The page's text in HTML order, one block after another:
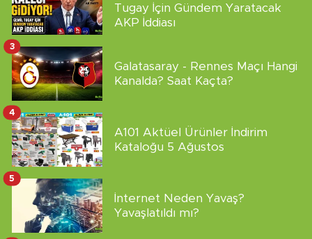
Tugay İçin Gündem Yaratacak
AKP İddiası
Galatasaray - Rennes Maçı Hangi
Kanalda? Saat Kaçta?
3
A101 Aktüel Ürünler İndirim
Kataloğu 5 Ağustos
4
İnternet Neden Yavaş?
Yavaşlatıldı mı?
5